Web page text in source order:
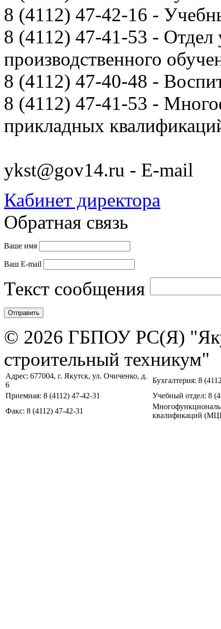
8 (4112) 47-42-16 -
8 (4112) 47-41-53 - Отдел
производственного
8 (4112) 47-40-48 -
8 (4112) 47-41-53 -
прикладных
ykst@gov14.ru - E-mail
Кабинет директора
Обратная связь
Ваше имя
Ваш E-mail
Текст сообщения
© 2026 ГБПОУ РС(Я)
строительный техникум"
Адрес: 677004, г. Якутск, ул. Очиченко, д.
6
Бухгалтерия: 8
Приемная: 8 (4112) 47-42-31
Учебный отдел: 8
Факс: 8 (4112) 47-42-31
квалификаций